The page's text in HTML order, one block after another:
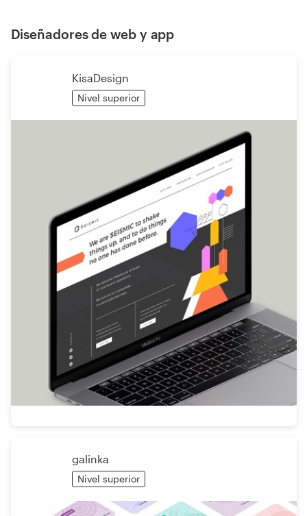
Diseñadores de web y app
KisaDesign
Nivel superior
galinka
Nivel superior